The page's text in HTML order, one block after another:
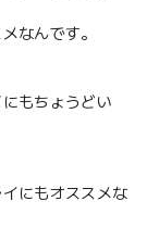
なんです。
もちょうどい
にもオススメな